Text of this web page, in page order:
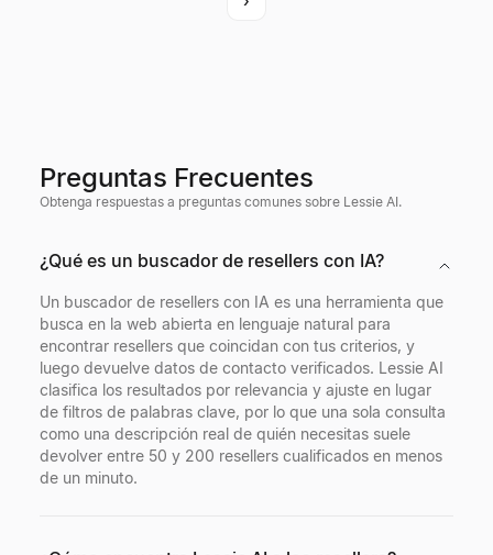
Preguntas Frecuentes
Obtenga respuestas a preguntas comunes sobre Lessie AI.
¿Qué es un buscador de resellers con IA?
Un buscador de resellers con IA es una herramienta que
busca en la web abierta en lenguaje natural para
encontrar resellers que coincidan con tus criterios, y
luego devuelve datos de contacto verificados. Lessie AI
clasifica los resultados por relevancia y ajuste en lugar
de filtros de palabras clave, por lo que una sola consulta
como una descripción real de quién necesitas suele
devolver entre 50 y 200 resellers cualificados en menos
de un minuto.